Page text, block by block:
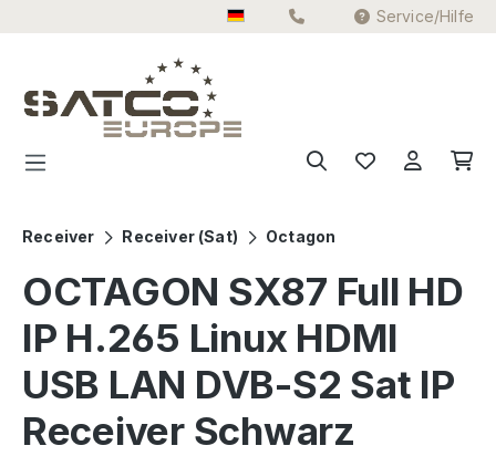
Zum Hauptinhalt springen Service/Hilfe
Receiver Receiver (Sat) Octagon
OCTAGON SX87 Full HD
IP H.265 Linux HDMI
USB LAN DVB-S2 Sat IP
Receiver Schwarz